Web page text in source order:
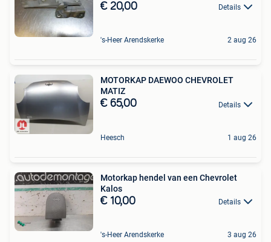
€ 20,00 Details
's-Heer Arendskerke 2 aug 26
MOTORKAP DAEWOO CHEVROLET
MATIZ
€ 65,00 Details
Heesch 1 aug 26
Motorkap hendel van een Chevrolet
Kalos
€ 10,00 Details
's-Heer Arendskerke 3 aug 26